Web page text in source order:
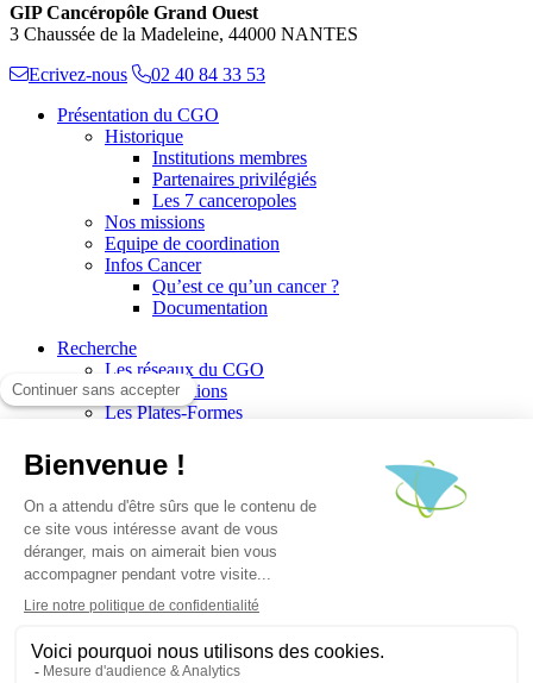
GIP Cancéropôle Grand Ouest
3 Chaussée de la Madeleine, 44000 NANTES
Ecrivez-nous
02 40 84 33 53
Présentation du CGO
Historique
Institutions membres
Partenaires privilégiés
Les 7 canceropoles
Nos missions
Equipe de coordination
Infos Cancer
Qu’est ce qu’un cancer ?
Documentation
Recherche
Les réseaux du CGO
Les publications
Les Plates-Formes
Les appels à communications
Les appels à projets
La valorisation de la recherche
Jobs/Formations
Actualités
Le blog infos
Les événements
Escape